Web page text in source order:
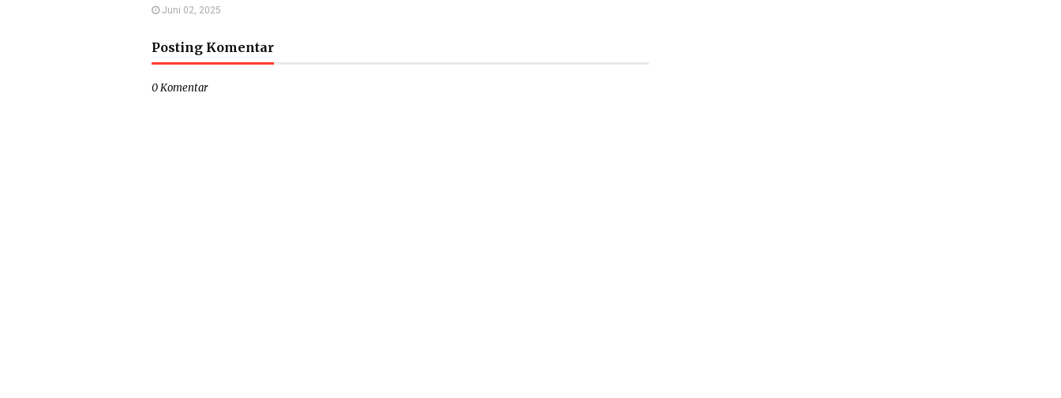
Juni 02, 2025
Posting Komentar
0 Komentar